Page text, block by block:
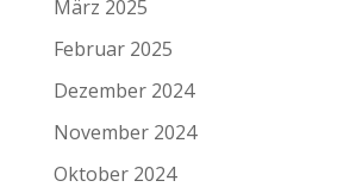
März 2025
Februar 2025
Dezember 2024
November 2024
Oktober 2024